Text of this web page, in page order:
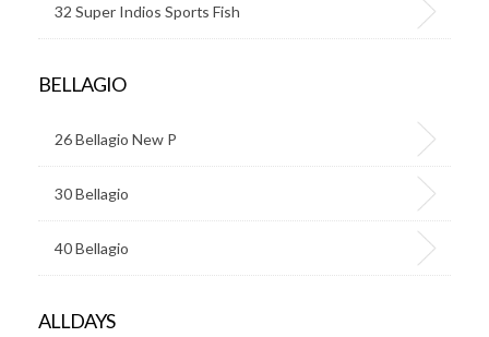
32 Super Indios Sports Fish
BELLAGIO
26 Bellagio New P
30 Bellagio
40 Bellagio
ALLDAYS